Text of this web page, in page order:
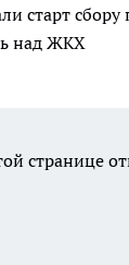
старт сбору
над ЖКХ
странице